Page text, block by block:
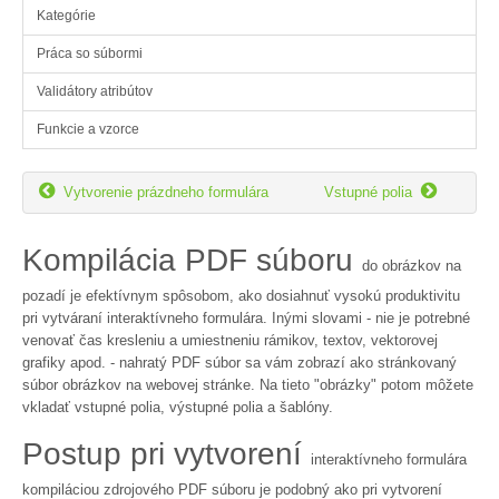
Kategórie
Práca so súbormi
Validátory atribútov
Funkcie a vzorce
 Vytvorenie prázdneho formulára Vstupné polia 
Kompilácia PDF súboru
do obrázkov na
pozadí je efektívnym spôsobom, ako dosiahnuť vysokú produktivitu
pri vytváraní interaktívneho formulára. Inými slovami - nie je potrebné
venovať čas kresleniu a umiestneniu rámikov, textov, vektorovej
grafiky apod. - nahratý PDF súbor sa vám zobrazí ako stránkovaný
súbor obrázkov na webovej stránke. Na tieto "obrázky" potom môžete
vkladať vstupné polia, výstupné polia a šablóny.
Postup pri vytvorení interaktívneho formulára
kompiláciou zdrojového PDF súboru je podobný ako pri vytvorení